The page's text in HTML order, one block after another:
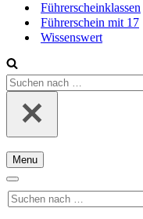
Führerscheinklassen
Führerschein mit 17
Wissenswert
Suchen
nach …
Menu
Navigationsmenü
Navigationsmenü
Suchen
nach …